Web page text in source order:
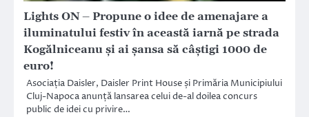
Lights ON – Propune o idee de amenajare a
iluminatului festiv în această iarnă pe strada
Kogălniceanu și ai șansa să câștigi 1000 de
euro!
Asociația Daisler, Daisler Print House și Primăria Municipiului
Cluj-Napoca anunță lansarea celui de-al doilea concurs
public de idei cu privire…